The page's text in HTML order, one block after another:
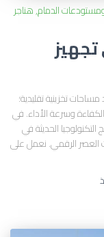
الدمام هناجر
تخزينية تقليدية؛
وسرعة الأداء. في
الحديثة في
العصر الرقمي. نعمل على